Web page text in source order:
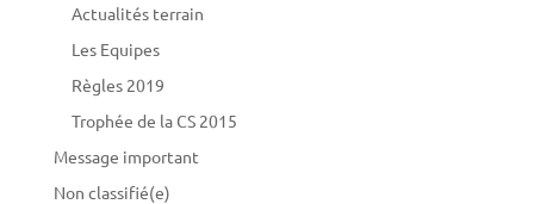
Actualités terrain
Les Equipes
Règles 2019
Trophée de la CS 2015
Message important
Non classifié(e)